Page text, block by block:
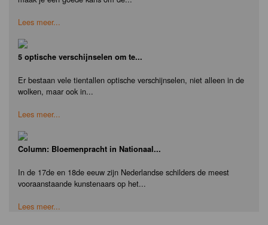
Lees meer...
5 optische verschijnselen om te...
Er bestaan vele tientallen optische verschijnselen, niet alleen in de
wolken, maar ook in...
Lees meer...
Column: Bloemenpracht in Nationaal...
In de 17de en 18de eeuw zijn Nederlandse schilders de meest
vooraanstaande kunstenaars op het...
Lees meer...